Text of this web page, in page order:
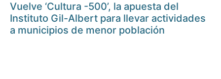
Vuelve ‘Cultura -500’, la apuesta del
Instituto Gil-Albert para llevar actividades
a municipios de menor población